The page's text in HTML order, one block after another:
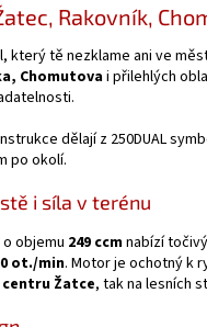
Rakovník,
který tě nezklame ani ve
Chomutovai přilehlých
dělají z 250DUAL
po okolí.
i síla v terénu
objemu 249 ccmnabízí
ot./min. Motor je ochotný k
centru Žatce, tak na lesních